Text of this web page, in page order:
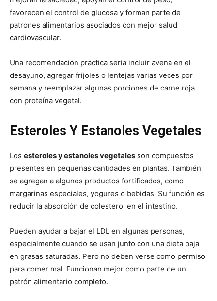
favorecen el control de glucosa y forman parte de
patrones alimentarios asociados con mejor salud
cardiovascular.
Una recomendación práctica sería incluir avena en el
desayuno, agregar frijoles o lentejas varias veces por
semana y reemplazar algunas porciones de carne roja
con proteína vegetal.
Esteroles Y Estanoles Vegetales
Los esteroles y estanoles vegetales son compuestos
presentes en pequeñas cantidades en plantas. También
se agregan a algunos productos fortificados, como
margarinas especiales, yogures o bebidas. Su función es
reducir la absorción de colesterol en el intestino.
Pueden ayudar a bajar el LDL en algunas personas,
especialmente cuando se usan junto con una dieta baja
en grasas saturadas. Pero no deben verse como permiso
para comer mal. Funcionan mejor como parte de un
patrón alimentario completo.